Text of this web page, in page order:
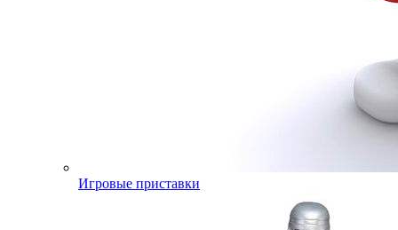
Игровые приставки